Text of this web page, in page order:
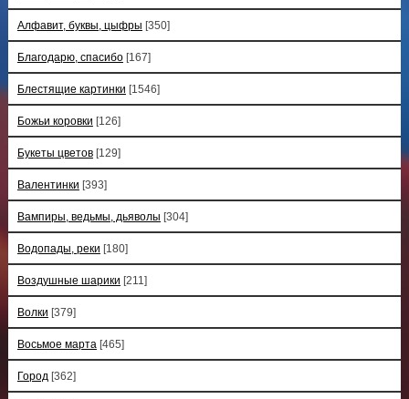
Алфавит, буквы, цыфры [350]
Благодарю, спасибо [167]
Блестящие картинки [1546]
Божьи коровки [126]
Букеты цветов [129]
Валентинки [393]
Вампиры, ведьмы, дьяволы [304]
Водопады, реки [180]
Воздушные шарики [211]
Волки [379]
Восьмое марта [465]
Город [362]